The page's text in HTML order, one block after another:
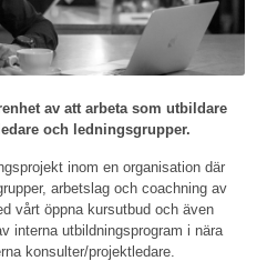
av att arbeta som utbildare
och ledningsgrupper.
inom en organisation där
arbetslag och coachning av
vårt öppna kursutbud och även
interna utbildningsprogram i nära
konsulter/projektledare.